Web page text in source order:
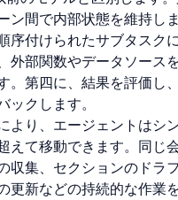
ン間で内部状態を維持し
序付けられたサブタスク
外部関数やデータソース
。第四に、結果を評価し
ックします。
より、エージェントはシ
えて移動できます。同じ
収集、セクションのドラ
更新などの持続的な作業